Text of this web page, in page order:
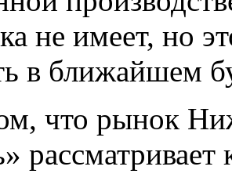
не имеет, но
в ближайшем
что рынок
рассматривает